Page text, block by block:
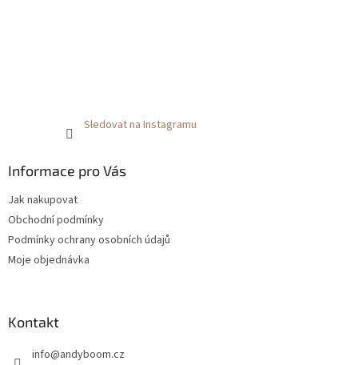
Sledovat na Instagramu
Informace pro Vás
Jak nakupovat
Obchodní podmínky
Podmínky ochrany osobních údajů
Moje objednávka
Kontakt
info@andyboom.cz